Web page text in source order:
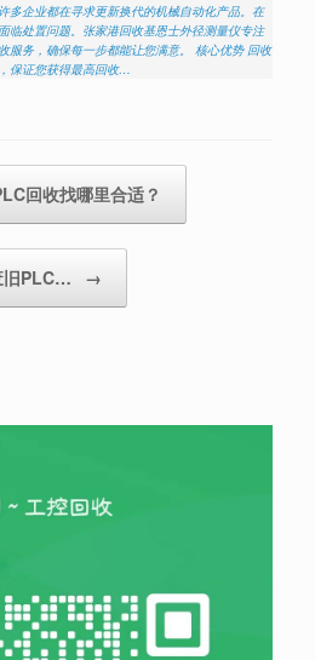
多企业都在寻求更新换代的机械自动化产品。在
临处置问题。张家港回收基恩士外径测量仪专注
服务，确保每一步都能让您满意。 核心优势 回收
保证您获得最高回收…
回收找哪里合适？
旧PLC… →